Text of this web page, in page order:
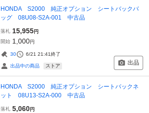
HONDA S2000 純正オプション シートバックバ
ッグ 08U08-S2A-001 中古品
落札 15,955円
開始 1,000円
30 6/21 21:41終了
出品中の商品 ストア 出品
HONDA S2000 純正オプション シートバックネ
ット 08U13-S2A-000 中古品
落札 5,060円